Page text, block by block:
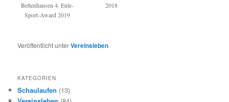
Bettenhausen 4. Eule-
Sport-Award 2019
2018
Veröffentlicht unterVereinsleben
KATEGORIEN
Schaulaufen (13)